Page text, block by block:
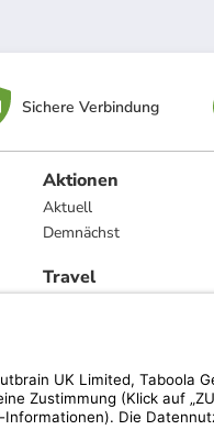
Sichere Verbindung
Aktionen
Aktuell
Demnächst
Travel